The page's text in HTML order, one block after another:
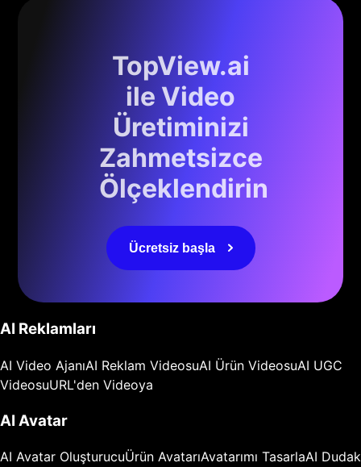
TopView.ai
ile Video
Üretiminizi
Zahmetsizce
Ölçeklendirin
Ücretsiz başla
AI Reklamları
AI Video AjanıAI Reklam VideosuAI Ürün VideosuAI UGC
VideosuURL'den Videoya
AI Avatar
AI Avatar OluşturucuÜrün AvatarıAvatarımı TasarlaAI Dudak